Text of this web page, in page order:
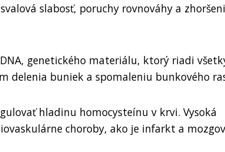
slabosť, poruchy rovnováhy a
genetického materiálu, ktorý riadi
delenia buniek a spomaleniu bunkového
hladinu homocysteínu v krvi. Vysoká
choroby, ako je infarkt a